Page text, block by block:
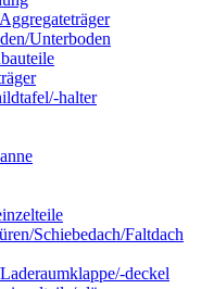
Unterboden
halter
Schiebedach/Faltdach
deckel